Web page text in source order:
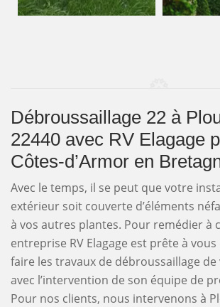
Débroussaillage 22 à
22440 avec RV Elagage
Côtes-d’Armor en
Avec le temps, il se peut que votre
extérieur soit couverte d’éléments
à vos autres plantes. Pour remédier à
entreprise RV Elagage est prête à
faire les travaux de débroussaillage
avec l’intervention de son équipe de
Pour nos clients, nous intervenons à